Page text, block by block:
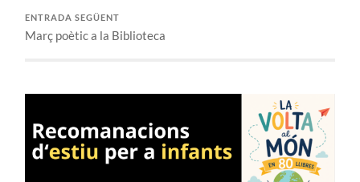
ENTRADA SEGÜENT
Març poètic a la Biblioteca